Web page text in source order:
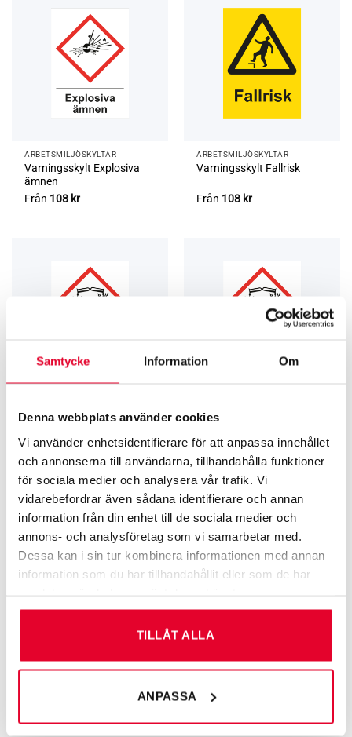
Samtycke Information Om
Denna webbplats använder cookies
Vi använder enhetsidentifierare för att anpassa innehållet
och annonserna till användarna, tillhandahålla funktioner
för sociala medier och analysera vår trafik. Vi
vidarebefordrar även sådana identifierare och annan
information från din enhet till de sociala medier och
annons- och analysföretag som vi samarbetar med.
Dessa kan i sin tur kombinera informationen med annan
information som du har tillhandahållit eller som de har
TILLÅT ALLA
ANPASSA
ARBETSMILJÖ­­SKYLTAR
Varningsskylt Explosiva
ämnen
Från 108 kr
ARBETSMILJÖ­­SKYLTAR
Varningsskylt Fallrisk
Från 108 kr
Varningsskylt Frätande
Från108kr
Varningsskylt Frätande
Från108kr
Varningsskylt
Varningsskylt Gaser
Från